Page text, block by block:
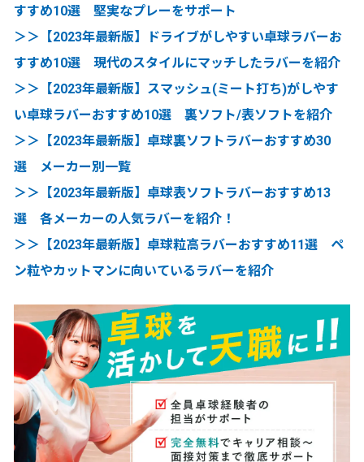
すすめ10選 堅実なプレーをサポート
＞＞【2023年最新版】ドライブがしやすい卓球ラバーお
すすめ10選 現代のスタイルにマッチしたラバーを紹介
＞＞【2023年最新版】スマッシュ(ミート打ち)がしやす
い卓球ラバーおすすめ10選 裏ソフト/表ソフトを紹介
＞＞【2023年最新版】卓球裏ソフトラバーおすすめ30
選 メーカー別一覧
＞＞【2023年最新版】卓球表ソフトラバーおすすめ13
選 各メーカーの人気ラバーを紹介！
＞＞【2023年最新版】卓球粒高ラバーおすすめ11選 ペ
ン粒やカットマンに向いているラバーを紹介